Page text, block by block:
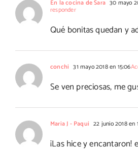
En la cocina de Sara 30 mayo
responder
Qué bonitas quedan y
conchi 31 mayo 2018 en 15:06
Se ven preciosas, me
Maria J - Paqui 22 junio 2018 en
¡Las hice y encantaron!